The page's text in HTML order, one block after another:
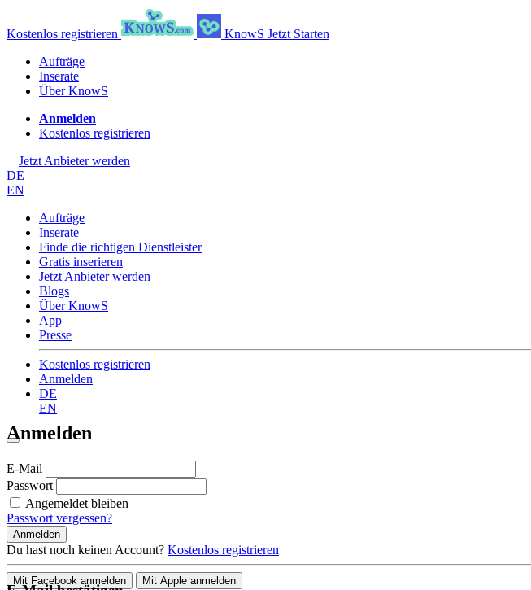
Kostenlos registrieren KnowS Jetzt Starten
Aufträge
Inserate
Über KnowS
Anmelden
Kostenlos registrieren
Jetzt Anbieter werden
DE
EN
Aufträge
Inserate
Finde die richtigen Dienstleister
Gratis inserieren
Jetzt Anbieter werden
Blogs
Über KnowS
App
Presse
Kostenlos registrieren
Anmelden
DE
EN
Anmelden
E-Mail
Passwort
Angemeldet bleiben
Passwort vergessen?
Anmelden
Du hast noch keinen Account? Kostenlos registrieren
Mit Facebook anmelden Mit Apple anmelden